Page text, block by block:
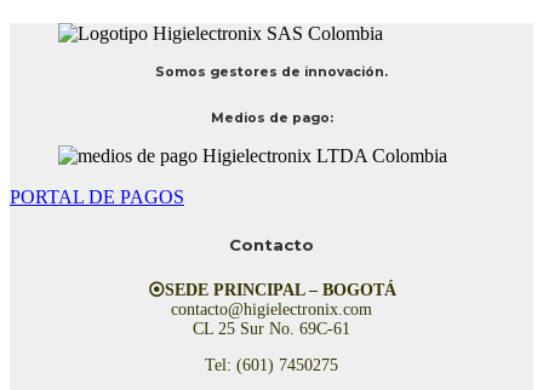
Somos gestores de innovación.
Medios de pago:
PORTAL DE PAGOS
Contacto
⦿SEDE PRINCIPAL – BOGOTÁ
contacto@higielectronix.com
CL 25 Sur No. 69C-61
Tel: (601) 7450275